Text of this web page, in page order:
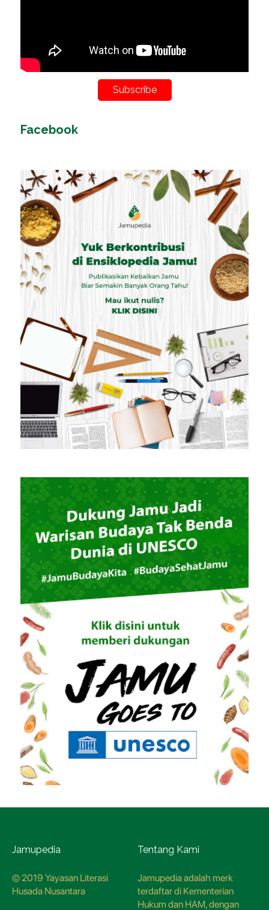
Subscribe
Facebook
Jamupedia
© 2019 Yayasan Literasi
Husada Nusantara
Tentang Kami
Jamupedia adalah merk
terdaftar di Kementerian
Hukum dan HAM, dengan